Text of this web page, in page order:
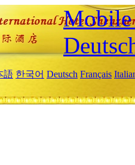
Mobile
語 한국어 Deutsch Français